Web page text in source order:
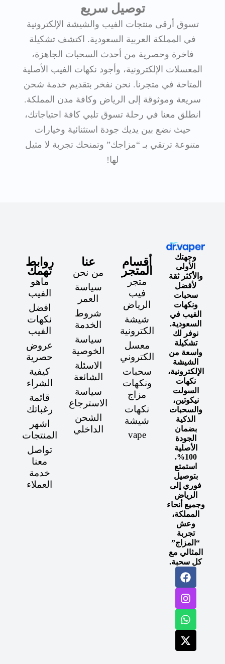
توصيل سريع
تسوق أرقى منتجات الفيب والشيشة الإلكترونية
في المملكة العربية السعودية. اكتشف تشكيلة
فاخرة وحصرية من أحدث السحبات الجاهزة،
المعسلات الإلكترونية، وأجود نكهات الفيب الأصلية
المتاحة في متجرنا. نحن نفخر بتقديم خدمة شحن
سريعة وموثوقة إلى الرياض وكافة مدن المملكة.
انطلق معنا في رحلة تسوق تلبي كافة احتياجاتك،
حيث نضع بين يديك جودة استثنائية وخيارات
متنوعة ترتقي بـ “مزاجك” وتمنحك تجربة لا مثيل
لها!
وجهتك
الأولى
والأكثر ثقة
لأفضل
سحبات
ونكهات
الفيب في
السعودية.
نوفر لك
تشكيلة
واسعة من
الشيشة
الإلكترونية،
نكهات
السولت
نيكوتين،
والسحبات
الذكية
بضمان
الجودة
الأصلية
100%.
استمتع
بتوصيل
فوري إلى
الرياض
وجميع أنحاء
المملكة،
وعش
تجربة
“المزاج”
المثالي مع
كل سحبة.
أقسام
المتجر
متجر
فيب
الرياض
شيشة
الكترونية
معسل
الكتروني
سحبات
ونكهات
مزاج
نكهات
شيشة
vape
عنا
من نحن
سياسة
العمر
شروط
الخدمة
سياسة
الخوصية
الاسئلة
الشائعة
سياسة
الاسترجاع
الشحن
الداخلي
روابط
تهمك
ماهو
الفيب
افضل
نكهات
الفيب
عروض
حصرية
كيفية
الشراء
قائمة
رغباتك
اشهر
المنتجات
تواصل
معنا
خدمة
العملاء